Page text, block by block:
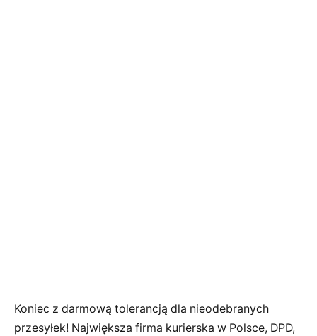
Koniec z darmową tolerancją dla nieodebranych
przesyłek! Największa firma kurierska w Polsce, DPD,